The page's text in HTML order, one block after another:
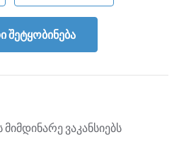
შეტყობინება
მიმდინარე ვაკანსიებს